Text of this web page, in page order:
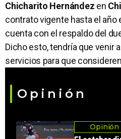
Chicharito Hernández en
contrato vigente hasta el año
cuenta con el respaldo del
Dicho esto, tendría que venir
servicios para que
Opinión
Opinión